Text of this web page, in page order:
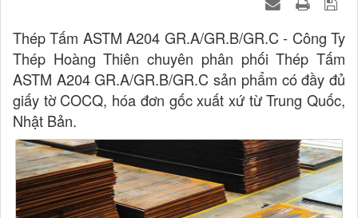
Thép Tấm ASTM A204 GR.A/GR.B/GR.C - Công Ty
Thép Hoàng Thiên chuyên phân phối Thép Tấm
ASTM A204 GR.A/GR.B/GR.C sản phẩm có đầy đủ
giấy tờ COCQ, hóa đơn gốc xuất xứ từ Trung Quốc,
Nhật Bản.